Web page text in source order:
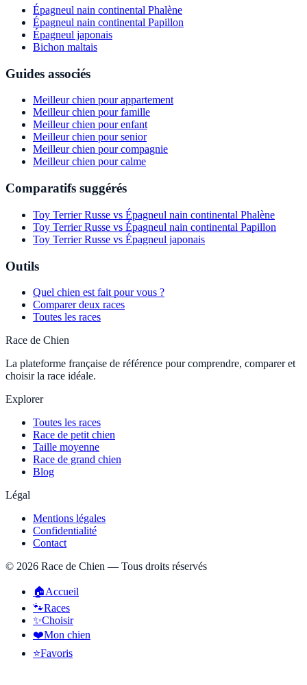
Épagneul nain continental Phalène
Épagneul nain continental Papillon
Épagneul japonais
Bichon maltais
Guides associés
Meilleur chien pour appartement
Meilleur chien pour famille
Meilleur chien pour enfant
Meilleur chien pour senior
Meilleur chien pour compagnie
Meilleur chien pour calme
Comparatifs suggérés
Toy Terrier Russe vs Épagneul nain continental Phalène
Toy Terrier Russe vs Épagneul nain continental Papillon
Toy Terrier Russe vs Épagneul japonais
Outils
Quel chien est fait pour vous ?
Comparer deux races
Toutes les races
Race de Chien
La plateforme française de référence pour comprendre, comparer et
choisir la race idéale.
Explorer
Toutes les races
Race de petit chien
Taille moyenne
Race de grand chien
Blog
Légal
Mentions légales
Confidentialité
Contact
© 2026 Race de Chien — Tous droits réservés
🏠Accueil
🐾Races
✨Choisir
❤️Mon chien
⭐Favoris